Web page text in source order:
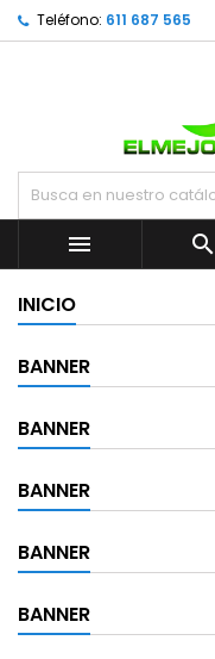
Teléfono: 611 687 565


INICIO
BANNER
BANNER
BANNER
BANNER
BANNER